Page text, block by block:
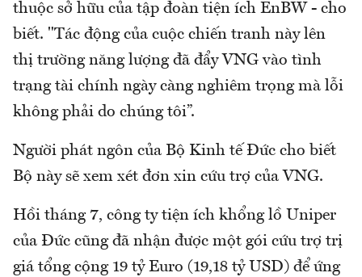
thuộc sở hữu của tập đoàn tiện ích EnBW - cho
biết. "Tác động của cuộc chiến tranh này lên
thị trường năng lượng đã đẩy VNG vào tình
trạng tài chính ngày càng nghiêm trọng mà lỗi
không phải do chúng tôi”.
Người phát ngôn của Bộ Kinh tế Đức cho biết
Bộ này sẽ xem xét đơn xin cứu trợ của VNG.
Hồi tháng 7, công ty tiện ích khổng lồ Uniper
của Đức cũng đã nhận được một gói cứu trợ trị
giá tổng cộng 19 tỷ Euro (19,18 tỷ USD) để ứng